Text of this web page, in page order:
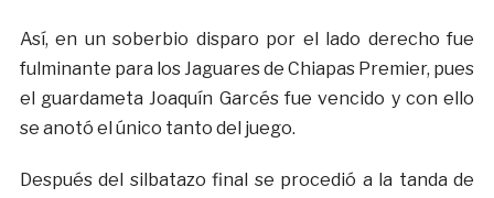
Así, en un soberbio disparo por el lado derecho fue
fulminante para los Jaguares de Chiapas Premier, pues
el guardameta Joaquín Garcés fue vencido y con ello
se anotó el único tanto del juego.
Después del silbatazo final se procedió a la tanda de